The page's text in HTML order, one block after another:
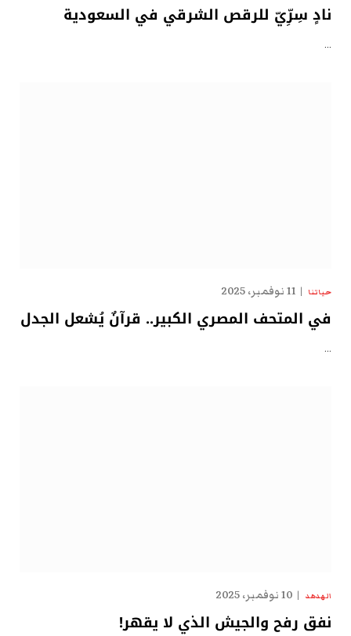
نادٍ سِرِّيّ للرقص الشرقي في السعودية
…
حياتنا 11 نوفمبر، 2025
في المتحف المصري الكبير.. قرآنٌ يُشعل الجدل
…
الهدهد 10 نوفمبر، 2025
نفق رفح والجيش الذي لا يقهر!